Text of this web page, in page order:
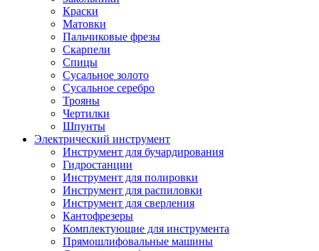
Краски
Матовки
Пальчиковые фрезы
Скарпели
Спицы
Сусальное золото
Сусальное серебро
Трояны
Чертилки
Шпунты
Электрический инструмент
Инструмент для бучардирования
Гидростанции
Инструмент для полировки
Инструмент для распиловки
Инструмент для сверления
Кантофрезеры
Комплектующие для инструмента
Прямошлифовальные машины